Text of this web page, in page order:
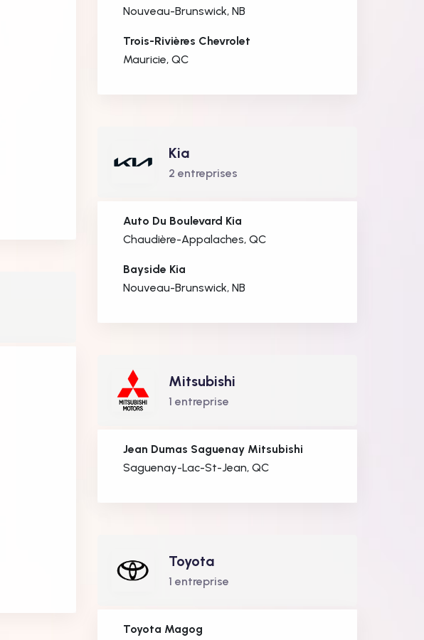
Nouveau-Brunswick, NB
Trois-Rivières Chevrolet
Mauricie, QC
Kia
2 entreprises
Auto Du Boulevard Kia
Chaudière-Appalaches, QC
Bayside Kia
Nouveau-Brunswick, NB
Mitsubishi
1 entreprise
Jean Dumas Saguenay Mitsubishi
Saguenay-Lac-St-Jean, QC
Toyota
1 entreprise
Toyota Magog